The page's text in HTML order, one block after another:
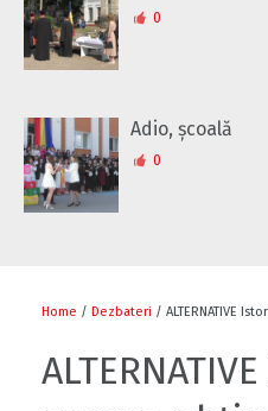
0
Adio, școală
0
0
Home / Dezbateri / ALTERNATIVE